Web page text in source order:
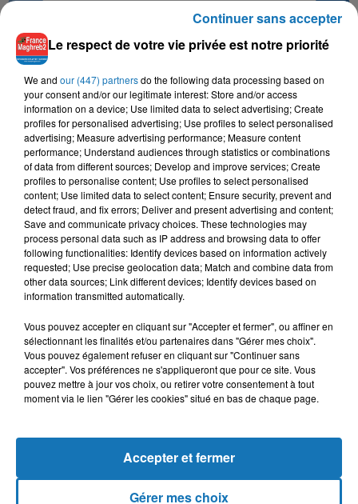
TITRES DIFFUSÉS
10h05
10h05
MANAL
Wqita
10h02
10h02
MAUVAIS DJO
Pilé
9h56
9h56
CHEB HASNI
Melit Men Klem Ness
L'HOROSCOPE
Taureau
Le respect de votre vie privée est notre priorité
We and our (447) partnersdo the following data processing based on
your consent and/or our legitimate interest: Store and/or access
information on a device; Use limited data to select advertising; Create
profiles for personalised advertising; Use profiles to select personalised
advertising; Measure advertising performance; Measure content
performance; Understand audiences through statistics or combinations
of data from different sources; Develop and improve services; Create
profiles to personalise content; Use profiles to select personalised
content; Use limited data to select content; Ensure security, prevent and
detect fraud, and fix errors; Deliver and present advertising and content;
Save and communicate privacy choices. These technologies may
process personal data such as IP address and browsing data to offer
following functionalities: Identify devices based on information actively
requested; Use precise geolocation data; Match and combine data from
other data sources; Link different devices; Identify devices based on
information transmitted automatically.
Vous pouvez accepter en cliquant sur "Accepter et fermer", ou affiner en
sélectionnant les finalités et/ou partenaires dans "Gérer mes choix".
Vous pouvez également refuser en cliquant sur "Continuer sans
accepter". Vos préférences ne s'appliqueront que pour ce site. Vous
pouvez mettre à jour vos choix, ou retirer votre consentement à tout
moment via le lien "Gérer les cookies" situé en bas de chaque page.
Gérer mes choix
Accepter et fermer
Continuer sans accepter